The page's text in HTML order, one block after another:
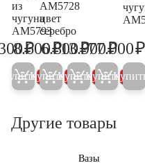
из
чугуна
AM5793
30.800
₽
Купить 5%
AM5728
цвет
серебро
9.000
8.600₽
Купить 5%
7.200
6.800₽
Купить 5%
13.900₽
Купить 5%
77.000₽
Другие товары
Вазы